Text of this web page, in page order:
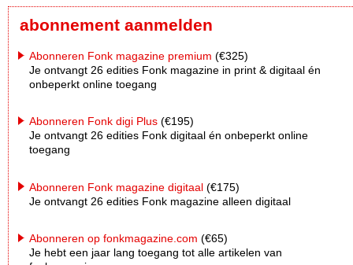
abonnement aanmelden
Abonneren Fonk magazine premium (€325)
Je ontvangt 26 edities Fonk magazine in print & digitaal én
onbeperkt online toegang
Abonneren Fonk digi Plus (€195)
Je ontvangt 26 edities Fonk digitaal én onbeperkt online
toegang
Abonneren Fonk magazine digitaal (€175)
Je ontvangt 26 edities Fonk magazine alleen digitaal
Abonneren op fonkmagazine.com (€65)
Je hebt een jaar lang toegang tot alle artikelen van